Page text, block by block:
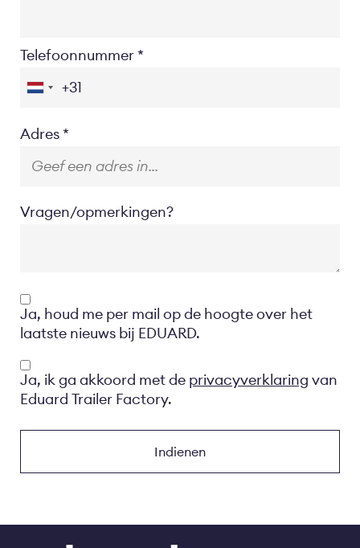
Telefoonnummer
Location
Adres
Vragen/opmerkingen?
Opt-
in
Ja, houd me per mail op de hoogte over het
laatste nieuws bij EDUARD.
Privacyverklaring
Ja, ik ga akkoord met de privacyverklaring van
Eduard Trailer Factory.